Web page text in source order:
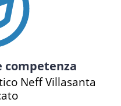
competenza
Neff Villasanta